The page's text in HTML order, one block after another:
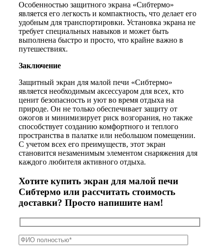
Особенностью защитного экрана «Сибтермо»
является его легкость и компактность, что делает его
удобным для транспортировки. Установка экрана не
требует специальных навыков и может быть
выполнена быстро и просто, что крайне важно в
путешествиях.
Заключение
Защитный экран для малой печи «Сибтермо»
является необходимым аксессуаром для всех, кто
ценит безопасность и уют во время отдыха на
природе. Он не только обеспечивает защиту от
ожогов и минимизирует риск возгорания, но также
способствует созданию комфортного и теплого
пространства в палатке или небольшом помещении.
С учетом всех его преимуществ, этот экран
становится незаменимым элементом снаряжения для
каждого любителя активного отдыха.
Хотите купить экран для малой печи
Сибтермо или рассчитать стоимость
доставки? Просто напишите нам!